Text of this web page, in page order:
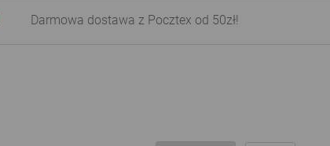
Darmowa dostawa z Pocztex od 50zł!